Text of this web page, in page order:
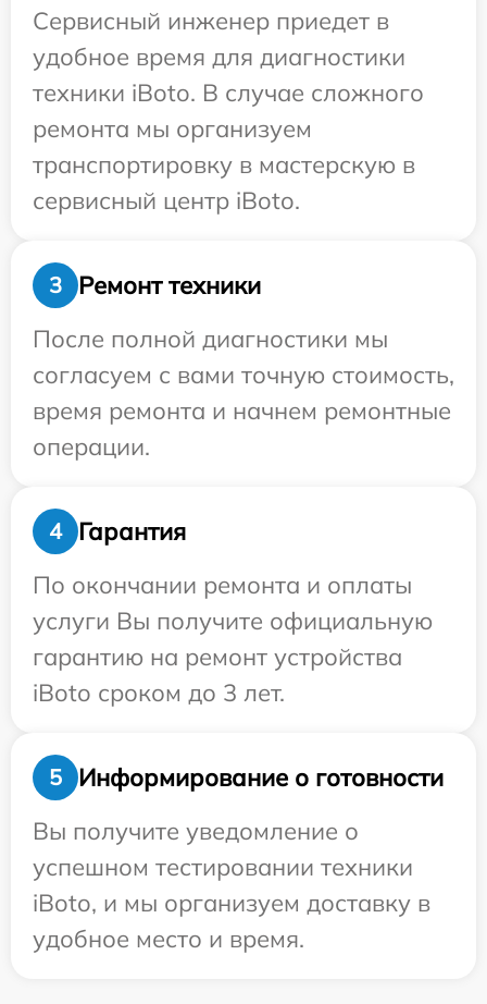
Сервисный инженер приедет в
удобное время для диагностики
техники iBoto. В случае сложного
ремонта мы организуем
транспортировку в мастерскую в
сервисный центр iBoto.
3
Ремонт техники
После полной диагностики мы
согласуем с вами точную стоимость,
время ремонта и начнем ремонтные
операции.
4
Гарантия
По окончании ремонта и оплаты
услуги Вы получите официальную
гарантию на ремонт устройства
iBoto сроком до 3 лет.
5
Информирование о готовности
Вы получите уведомление о
успешном тестировании техники
iBoto, и мы организуем доставку в
удобное место и время.